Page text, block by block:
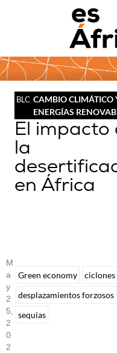
BLOGCAMBIO CLIMÁTICO
ENERGÍAS
El impacto
la
en África
M
A
Y
2
5,
2
0
2
Green economy ciclones
desplazamientos forzosos
sequías